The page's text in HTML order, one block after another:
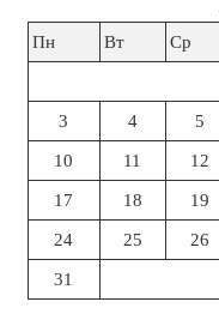
Пн
Вт Ср
3 4 5
10 11 12
17 18 19
24 25 26
31